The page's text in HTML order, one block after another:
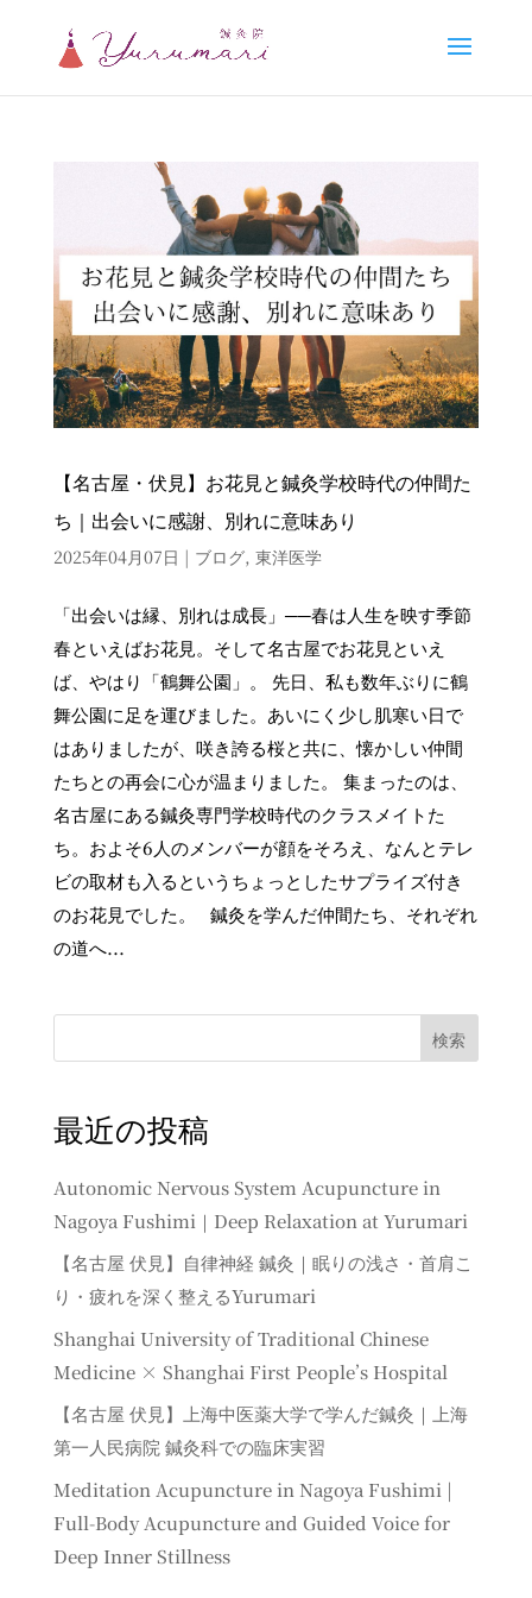
【名古屋・伏見】お花見と鍼灸学校時代の仲間た
ち｜出会いに感謝、別れに意味あり
2025年04月07日 | ブログ, 東洋医学
「出会いは縁、別れは成長」──春は人生を映す季節
春といえばお花見。そして名古屋でお花見といえ
ば、やはり「鶴舞公園」。 先日、私も数年ぶりに鶴
舞公園に足を運びました。あいにく少し肌寒い日で
はありましたが、咲き誇る桜と共に、懐かしい仲間
たちとの再会に心が温まりました。 集まったのは、
名古屋にある鍼灸専門学校時代のクラスメイトた
ち。およそ6人のメンバーが顔をそろえ、なんとテレ
ビの取材も入るというちょっとしたサプライズ付き
のお花見でした。 鍼灸を学んだ仲間たち、それぞれ
の道へ...
検索
最近の投稿
Autonomic Nervous System Acupuncture in
Nagoya Fushimi｜Deep Relaxation at Yurumari
【名古屋 伏見】自律神経 鍼灸｜眠りの浅さ・首肩こ
り・疲れを深く整えるYurumari
Shanghai University of Traditional Chinese
Medicine × Shanghai First People’s Hospital
【名古屋 伏見】上海中医薬大学で学んだ鍼灸｜上海
第一人民病院 鍼灸科での臨床実習
Meditation Acupuncture in Nagoya Fushimi |
Full-Body Acupuncture and Guided Voice for
Deep Inner Stillness